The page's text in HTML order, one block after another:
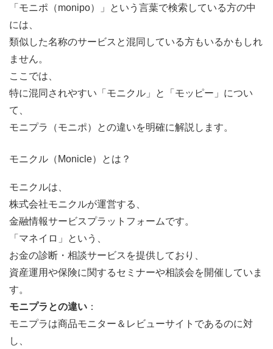
「モニポ（monipo）」という言葉で検索している方の中
には、
類似した名称のサービスと混同している方もいるかもしれ
ません。
ここでは、
特に混同されやすい「モニクル」と「モッピー」につい
て、
モニプラ（モニポ）との違いを明確に解説します。
モニクル（Monicle）とは？
モニクルは、
株式会社モニクルが運営する、
金融情報サービスプラットフォームです。
「マネイロ」という、
お金の診断・相談サービスを提供しており、
資産運用や保険に関するセミナーや相談会を開催していま
す。
モニプラとの違い ：
モニプラは商品モニター＆レビューサイトであるのに対
し、